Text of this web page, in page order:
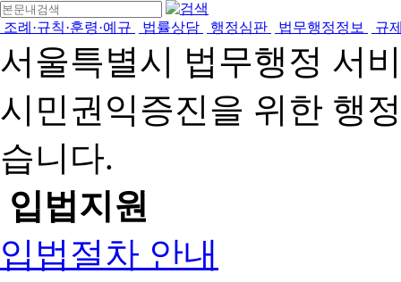
조례·규칙·훈령·예규 법률상담 행정심판 법무행정정보 규
서울특별시 법무행정 서
시민권익증진을 위한 행
습니다.
입법지원
입법절차 안내